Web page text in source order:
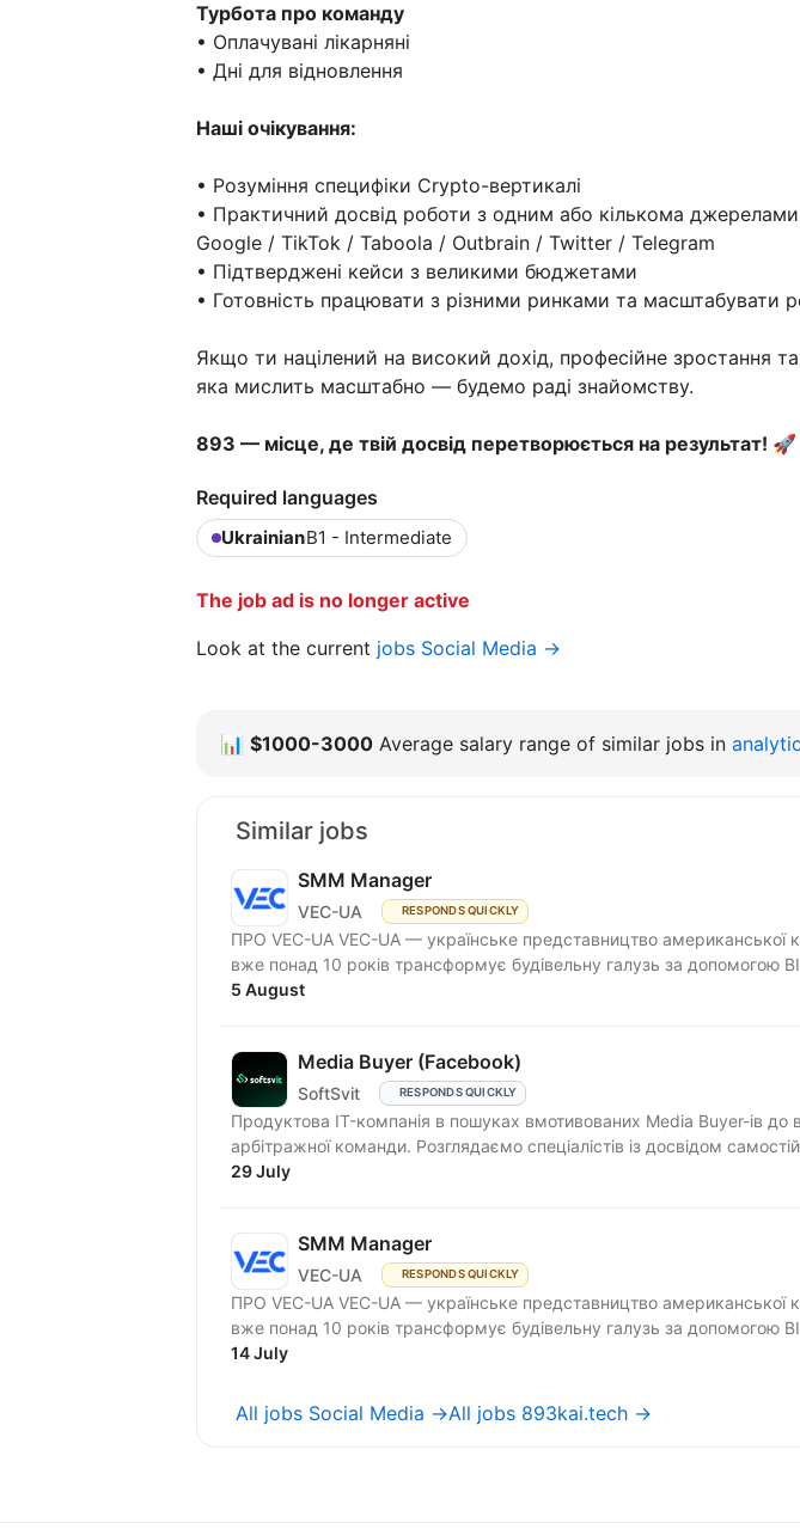
Турбота про команду
• Оплачувані лікарняні
• Дні для відновлення
Наші очікування:
• Розуміння специфіки Crypto-вертикалі
• Практичний досвід роботи з одним або кількома
Google / TikTok / Taboola / Outbrain / Twitter / Telegram
• Підтверджені кейси з великими бюджетами
• Готовність працювати з різними ринками та масштабувати
Якщо ти націлений на високий дохід, професійне зростання
яка мислить масштабно — будемо раді знайомству.
893 — місце, де твій досвід перетворюється на результат! 🚀
Required languages
UkrainianB1 - Intermediate
The job ad is no longer active
Look at the current jobs Social Media →
📊 $1000-3000 Average salary range of similar jobs in
Similar jobs
SMM Manager
VEC-UA RESPONDS QUICKLY
ПРО VEC-UA VEC-UA — українське представництво американської
вже понад 10 років трансформує будівельну галузь за допомогою
5 August
Media Buyer (Facebook)
SoftSvit RESPONDS QUICKLY
Продуктова IT-компанія в пошуках вмотивованих Media Buyer-ів до
арбітражної команди. Розглядаємо спеціалістів із досвідом
29 July
SMM Manager
VEC-UA RESPONDS QUICKLY
ПРО VEC-UA VEC-UA — українське представництво американської
вже понад 10 років трансформує будівельну галузь за допомогою
14 July
All jobs Social Media →All jobs 893kai.tech →